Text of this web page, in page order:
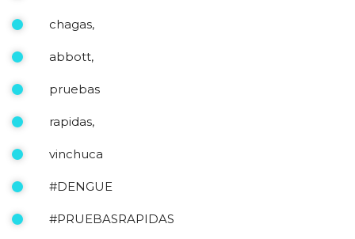
chagas,
abbott,
pruebas
rapidas,
vinchuca
#DENGUE
#PRUEBASRAPIDAS